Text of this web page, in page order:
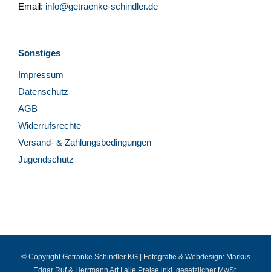
Email: info@getraenke-schindler.de
Sonstiges
Impressum
Datenschutz
AGB
Widerrufsrechte
Versand- & Zahlungsbedingungen
Jugendschutz
© Copyright Getränke Schindler KG | Fotografie & Webdesign: Markus
Edgar Ruf& Herrmann Art| alle Preise inkl. gesetzlicher MwSt.